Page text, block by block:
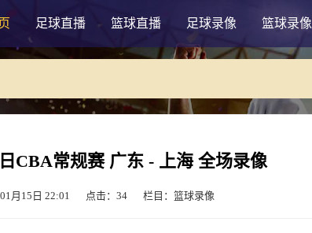
足球直播 篮球直播 足球录像 篮球录像
CBA常规赛 广东 - 上海 全场录像
月15日 22:01 点击： 34 栏目：篮球录像